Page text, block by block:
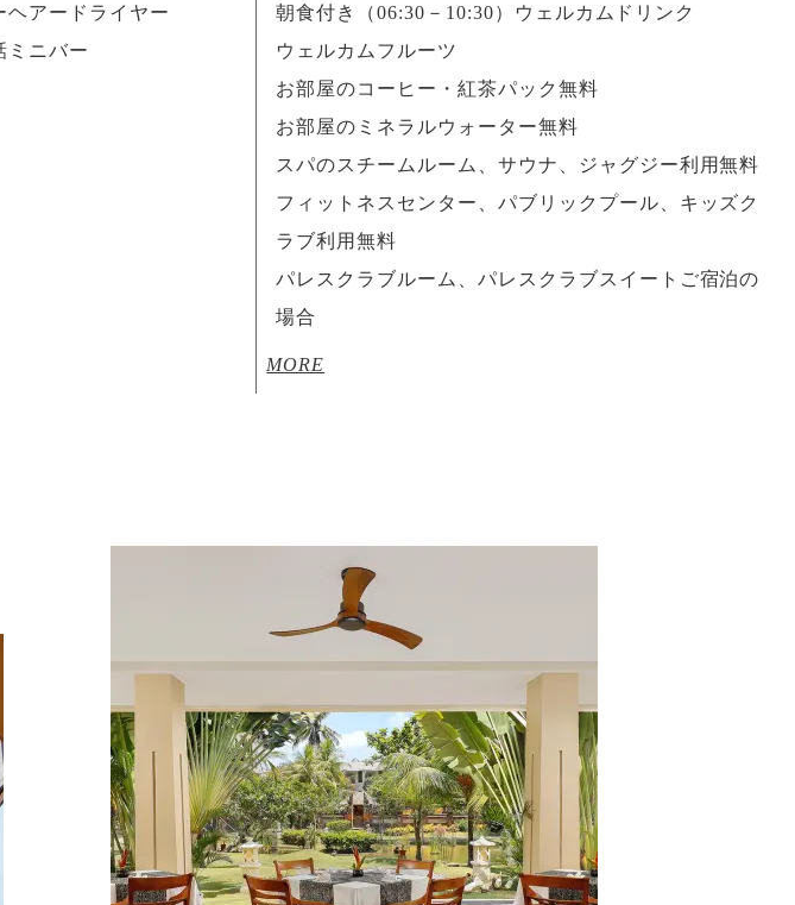
ヘアードライヤー
ミニバー
朝食付き（06:30－10:30）
ウェルカムドリンク
ウェルカムフルーツ
お部屋のコーヒー・紅茶パック無料
お部屋のミネラルウォーター無料
スパのスチームルーム、サウナ、ジャグジー利用無料
フィットネスセンター、パブリックプール、キッズク
ラブ利用無料
パレスクラブルーム、パレスクラブスイートご宿泊の
場合
MORE